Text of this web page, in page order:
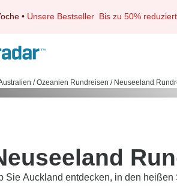
• Unsere Bestseller Bis zu 50% reduziert
/ Ozeanien Rundreisen / Neuseeland
Sie Auckland entdecken, in den